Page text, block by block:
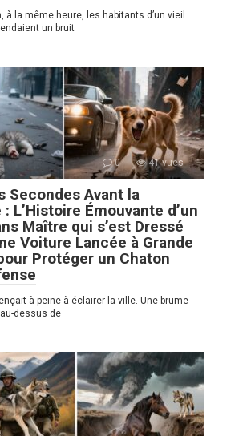
à la même heure, les habitants d’un vieil
un bruit
0 41 vues
Secondes Avant la
L’Histoire Émouvante d’un
Maître qui s’est Dressé
Voiture Lancée à Grande
Protéger un Chaton
à peine à éclairer la ville. Une brume
dessus de